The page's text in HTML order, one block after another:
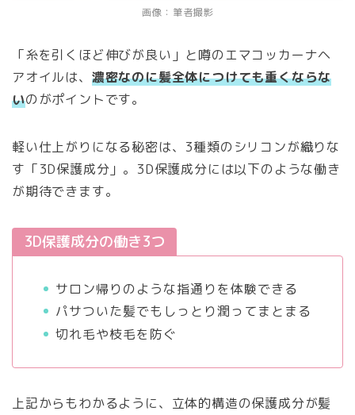
画像：筆者撮影
「糸を引くほど伸びが良い」と噂のエマコッカーナヘ
アオイルは、 濃密なのに髪全体につけても重くならな
いのがポイントです。
軽い仕上がりになる秘密は、3種類のシリコンが織りな
す「3D保護成分」。3D保護成分には以下のような働き
が期待できます。
3D保護成分の働き3つ
サロン帰りのような指通りを体験できる
パサついた髪でもしっとり潤ってまとまる
切れ毛や枝毛を防ぐ
上記からもわかるように、立体的構造の保護成分が髪